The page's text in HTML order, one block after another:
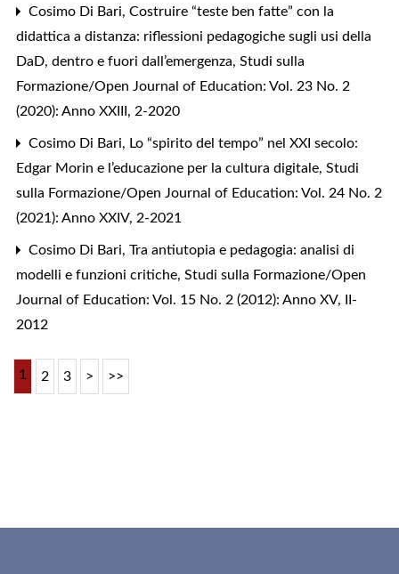
Cosimo Di Bari, Costruire “teste ben fatte” con la
didattica a distanza: riflessioni pedagogiche sugli usi della
DaD, dentro e fuori dall’emergenza, Studi sulla
Formazione/Open Journal of Education: Vol. 23 No. 2
(2020): Anno XXIII, 2-2020
Cosimo Di Bari, Lo “spirito del tempo” nel XXI secolo:
Edgar Morin e l’educazione per la cultura digitale, Studi
sulla Formazione/Open Journal of Education: Vol. 24 No. 2
(2021): Anno XXIV, 2-2021
Cosimo Di Bari, Tra antiutopia e pedagogia: analisi di
modelli e funzioni critiche, Studi sulla Formazione/Open
Journal of Education: Vol. 15 No. 2 (2012): Anno XV, II-
2012
1 2 3 > >>